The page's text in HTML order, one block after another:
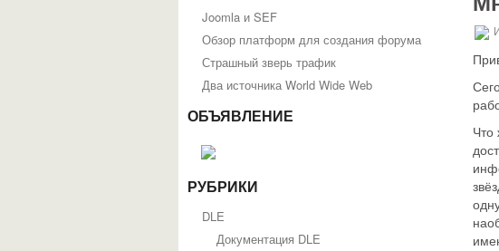
Joomla и SEF
Обзор платформ для создания форума
Страшный зверь трафик
Два источника World Wide Web
ОБЪЯВЛЕНИЕ
РУБРИКИ
DLE
Документация DLE
Что